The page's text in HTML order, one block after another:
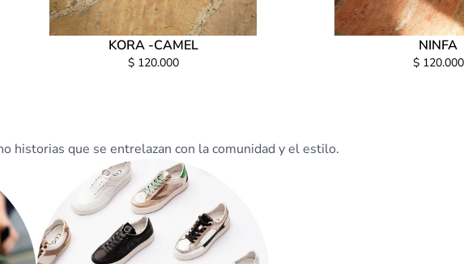
KORA -CAMEL
$ 120.000
NINFA
$ 120.000
historias que se entrelazan con la comunidad y el estilo.